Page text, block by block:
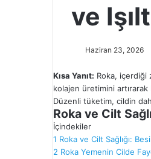
ve
Haziran 23, 2026
Kısa Yanıt: Roka, içerdiği
kolajen üretimini
Düzenli tüketim, cildin
Roka ve Cilt
İçindekiler
1 Roka ve Cilt Sağlığı:
2 Roka Yemenin Cilde